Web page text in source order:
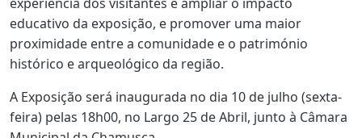
educativo da exposição, e promover uma maior
proximidade entre a comunidade e o património
histórico e arqueológico da região.
A Exposição será inaugurada no dia 10 de julho (sexta-
feira) pelas 18h00, no Largo 25 de Abril, junto à Câmara